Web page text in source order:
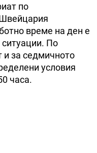
по
време на ден е
ситуации. По
и за седмичното
условия
часа.